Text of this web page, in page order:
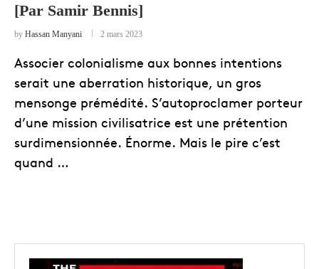
[Par Samir Bennis]
by Hassan Manyani 2 mars 2023
Associer colonialisme aux bonnes intentions
serait une aberration historique, un gros
mensonge prémédité. S’autoproclamer porteur
d’une mission civilisatrice est une prétention
surdimensionnée. Énorme. Mais le pire c’est
quand …